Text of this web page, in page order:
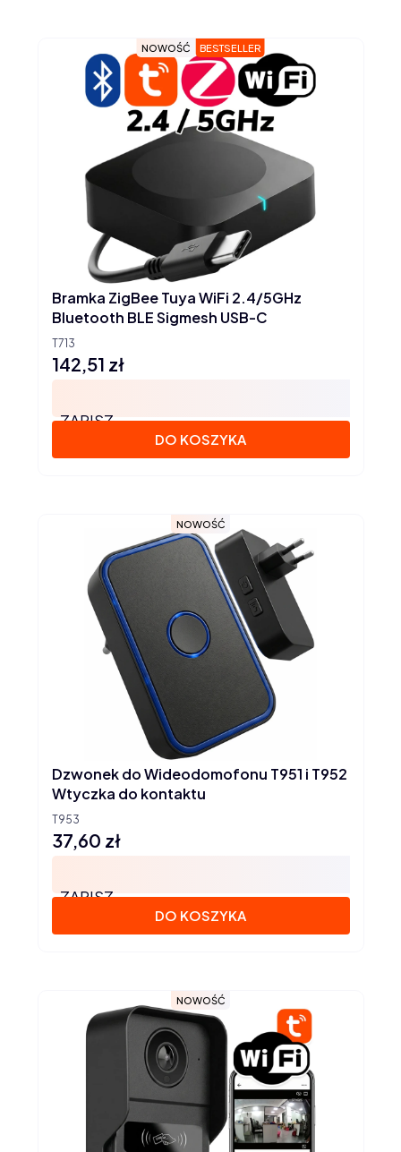
BESTSELLER
NOWOŚĆ
T713
Bramka ZigBee Tuya WiFi 2.4/5GHz
Bluetooth BLE Sigmesh USB-C
Cena
142,51 zł
ZAPISZ
DO KOSZYKA
NOWOŚĆ
T953
Dzwonek do Wideodomofonu T951 i T952
Wtyczka do kontaktu
Cena
37,60 zł
ZAPISZ
DO KOSZYKA
NOWOŚĆ